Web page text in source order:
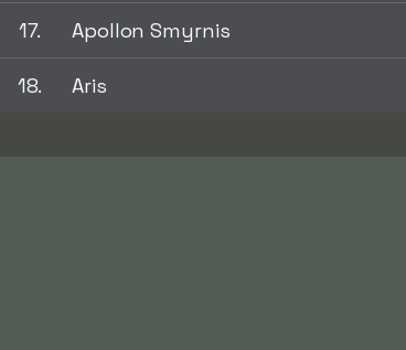
17. Apollon Smyrnis
18. Aris